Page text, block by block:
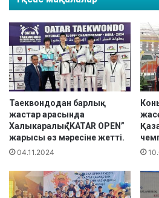
и
р
у
с
ж
ұ
қ
т
ы
р
д
ы
р
с
и
а
д
а
ғ
а
е
р
і
к
і
л
Таеквондодан барлық
жастар арасында
Халыкаралық “KATAR OPEN”
жарысы өз мәресіне жетті.
04.11.2024